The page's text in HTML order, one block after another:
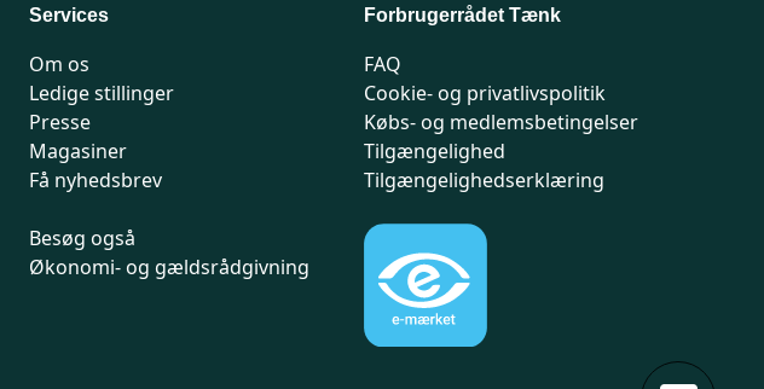
Services
Om os
Ledige stillinger
Presse
Magasiner
Få nyhedsbrev
Besøg også
Økonomi- og gældsrådgivning
Forbrugerrådet Tænk
FAQ
Cookie- og privatlivspolitik
Købs- og medlemsbetingelser
Tilgængelighed
Tilgængelighedserklæring